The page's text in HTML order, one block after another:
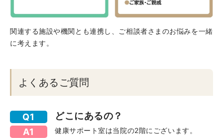
関連する施設や機関とも連携し、ご相談者さまのお悩みを一緒
に考えます。
よくあるご質問
Q1 どこにあるの？
A1 健康サポート室は当院の2階にございます。